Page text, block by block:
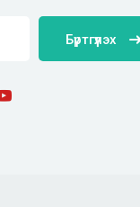
Бүртгүүлэх